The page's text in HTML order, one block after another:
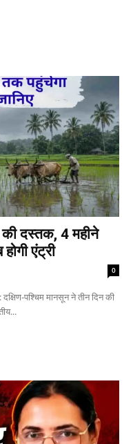
दस्तक, 4 महीने
एंट्री
0
पश्चिम मानसून ने तीन दिन की